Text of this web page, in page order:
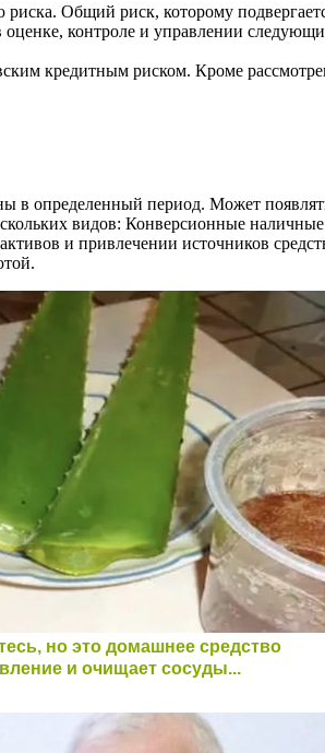
Общий риск, которому
контроле и управлении
кредитным риском. Кроме
в определенный период. Может
видов: Конверсионные
и привлечении источников
но это домашнее средство
и очищает сосуды...